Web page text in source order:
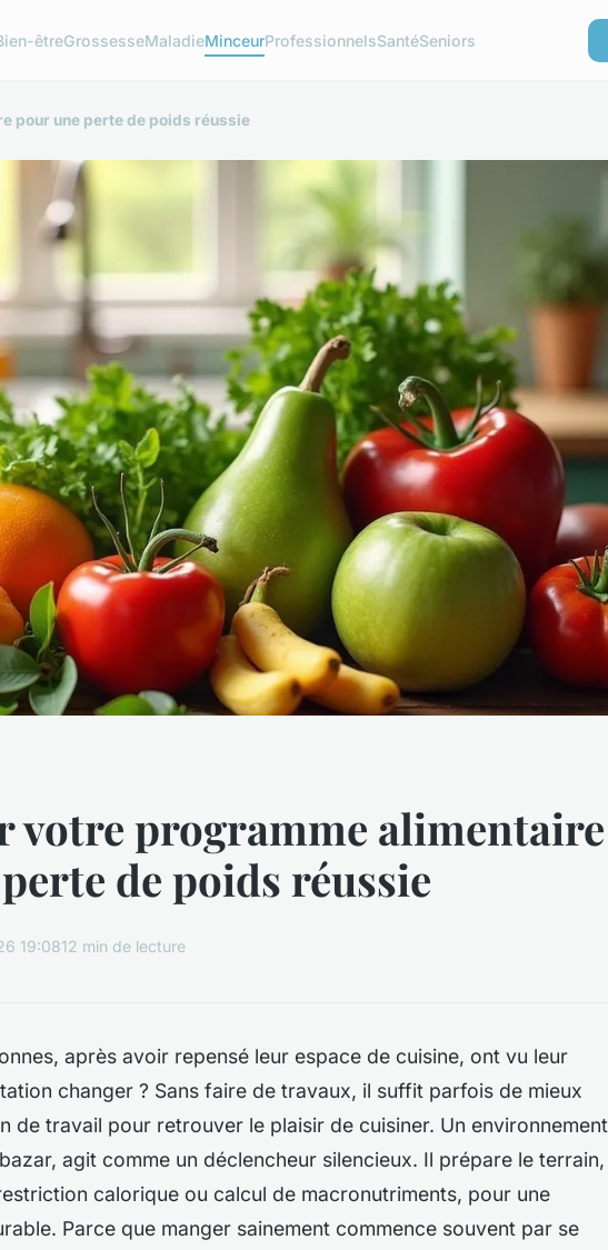
êtreGrossesseMaladieMinceurProfessionnelsSantéSeniors
pour une perte de poids réussie
votre programme alimentaire
de poids réussie
19:0812 min de lecture
après avoir repensé leur espace de cuisine, ont vu leur
changer ? Sans faire de travaux, il suffit parfois de mieux
de travail pour retrouver le plaisir de cuisiner. Un environnement
agit comme un déclencheur silencieux. Il prépare le terrain,
calorique ou calcul de macronutriments, pour une
Parce que manger sainement commence souvent par se